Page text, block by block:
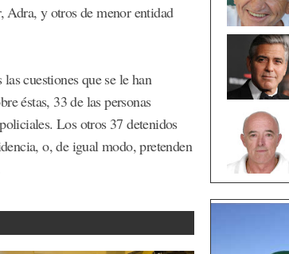
Adra, y otros de menor entidad
cuestiones que se le han
éstas, 33 de las personas
Los otros 37 detenidos
o, de igual modo, pretenden